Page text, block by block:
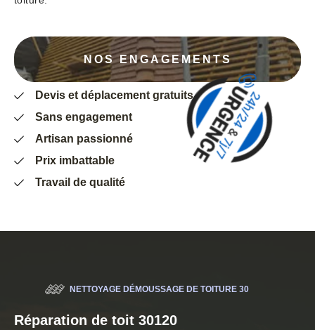
NOS ENGAGEMENTS
Devis et déplacement gratuits
Sans engagement
Artisan passionné
Prix imbattable
Travail de qualité
NETTOYAGE DÉMOUSSAGE DE TOITURE 30
Réparation de toit 30120